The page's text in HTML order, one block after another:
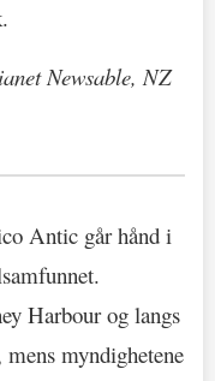
Newsable, NZ
Antic går hånd i
Harbour og langs
myndighetene